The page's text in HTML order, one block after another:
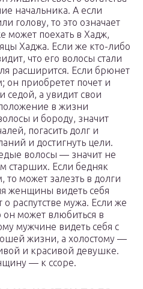
начальника. А если
голову, то это означает
может поехать в Хадж,
Хаджа. Если же кто-либо
что его волосы стали
расширится. Если брюнет
он приобретет почет и
седой, а увидит свои
в жизни
и бороду, значит
погасить долг и
и достигнуть цели.
волосы — значит не
старших. Если бедняк
то может залезть в долги
женщины видеть себя
распутстве мужа. Если же
может влюбиться в
мужчине видеть себя с
жизни, а холостому —
и красивой девушке.
— к ссоре.